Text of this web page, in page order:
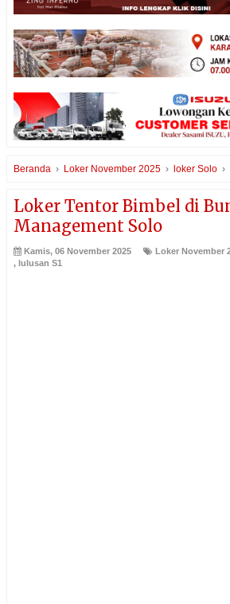
Beranda › Loker November 2025 › loker Solo ›
Loker Tentor Bimbel di
Management Solo
Kamis, 06 November 2025 Loker November
, lulusan S1